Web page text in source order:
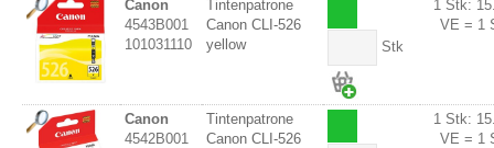
Canon
4543B001
101031110
Tintenpatrone
Canon CLI-526
yellow
Stk
1 Stk:
VE = 1
Canon
4542B001
Tintenpatrone
Canon CLI-526
1 Stk:
VE = 1